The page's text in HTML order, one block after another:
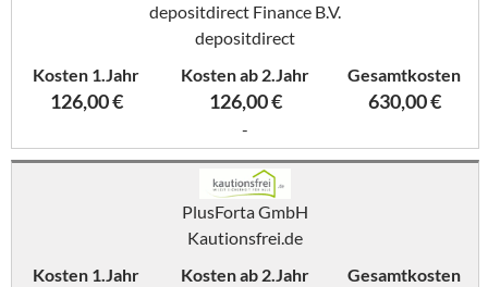
depositdirect Finance B.V.
depositdirect
Kosten 1.Jahr
126,00 €
Kosten ab 2.Jahr
126,00 €
Gesamtkosten
630,00 €
-
PlusForta GmbH
Kautionsfrei.de
Kosten 1.Jahr
Kosten ab 2.Jahr Gesamtkosten